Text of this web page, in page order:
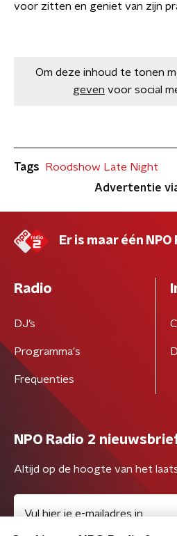
voor zitten en geniet van zijn
Om deze inhoud te tonen
geven voor social
Tags
Roodshow Late Night
Advertentie
Er is maar één NPO
Radio
DJ’s
Programma's
Frequenties
NPO Radio 2
Altijd op de hoogte van het